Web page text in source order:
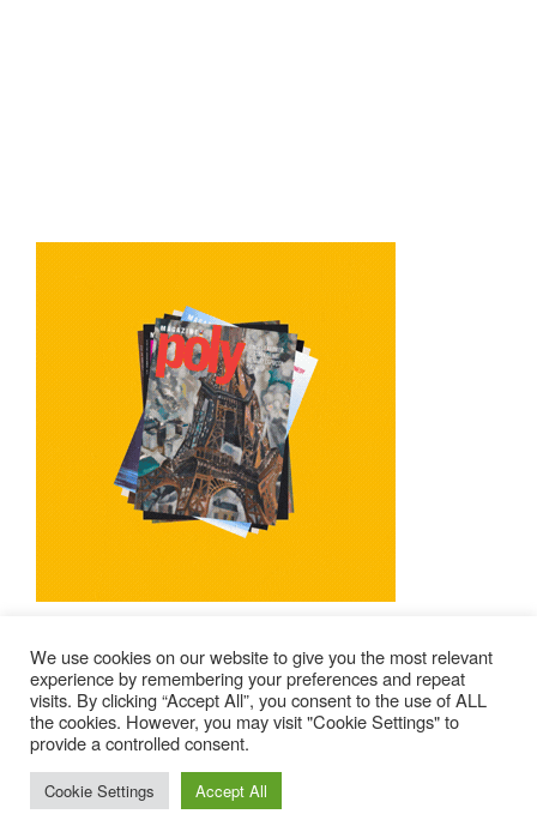
Mentions Légales Contacts
Où Trouver Poly ?
Lire Les Anciens N°
S’abonner À Poly
© 2025 – Magazine Poly – BKN
We use cookies on our website to give you the most relevant
experience by remembering your preferences and repeat
visits. By clicking “Accept All”, you consent to the use of ALL
the cookies. However, you may visit "Cookie Settings" to
provide a controlled consent.
Cookie Settings Accept All